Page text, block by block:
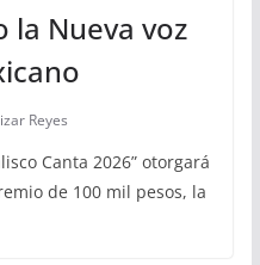
la Nueva voz
Reyes
Canta 2026” otorgará
de 100 mil pesos, la